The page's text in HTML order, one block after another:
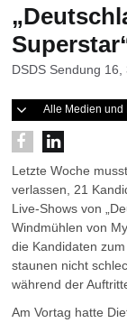
DSDS Sendung
Alle Medien und
Letzte Woche
verlassen, 21
Live-Shows von
Windmühlen von
die Kandidaten
staunen nicht
während der
Am Vortag hatte